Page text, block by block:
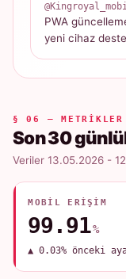
PWA
yeni cihaz
§ 06 — METRIKLER
Son 30
Veriler 13.05.2026 -
MOBIL ERIŞIM
99.91%
▲ 0.03% önceki